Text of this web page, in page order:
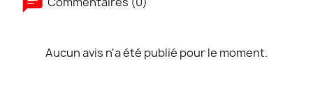
Aucun avis n'a été publié pour le moment.